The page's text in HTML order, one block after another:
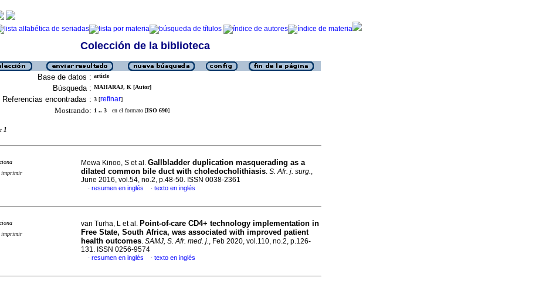
Colección de la biblioteca
Base de datos : article
Búsqueda : MAHARAJ, K [Autor]
Referencias encontradas : 3 [refinar]
Mostrando: 1 .. 3 en el formato [ISO 690]
1
imprimir
Mewa Kinoo, S et al. Gallbladder duplication masquerading as a
dilated common bile duct with choledocholithiasis. S. Afr. j. surg.,
June 2016, vol.54, no.2, p.48-50. ISSN 0038-2361
· resumen en inglés · texto en inglés
imprimir
van Turha, L et al. Point-of-care CD4+ technology implementation in
Free State, South Africa, was associated with improved patient
health outcomes. SAMJ, S. Afr. med. j., Feb 2020, vol.110, no.2, p.126-
131. ISSN 0256-9574
· resumen en inglés · texto en inglés